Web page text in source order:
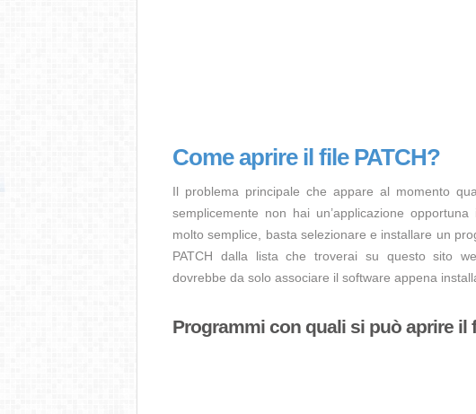
Come aprire il file PATCH?
Il problema principale che appare al momento
semplicemente non hai un’applicazione
molto semplice, basta selezionare e installare un
PATCH dalla lista che troverai su questo sito
dovrebbe da solo associare il software appena
Programmi con quali si può aprire il